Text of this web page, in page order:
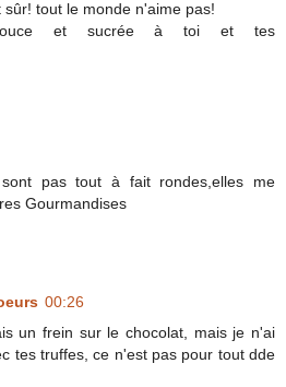
tout le monde n'aime pas!
et sucrée à toi et tes
pas tout à fait rondes,elles me
Gourmandises
00:26
un frein sur le chocolat, mais je n'ai
tes truffes, ce n'est pas pour tout dde